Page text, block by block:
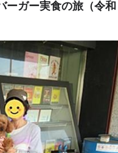
ーガー実食の旅（令和